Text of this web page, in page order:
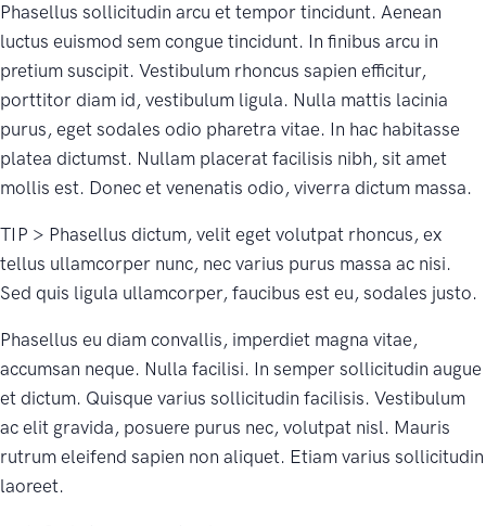
Phasellus sollicitudin arcu et tempor tincidunt. Aenean
luctus euismod sem congue tincidunt. In finibus arcu in
pretium suscipit. Vestibulum rhoncus sapien efficitur,
porttitor diam id, vestibulum ligula. Nulla mattis lacinia
purus, eget sodales odio pharetra vitae. In hac habitasse
platea dictumst. Nullam placerat facilisis nibh, sit amet
mollis est. Donec et venenatis odio, viverra dictum massa.
TIP > Phasellus dictum, velit eget volutpat rhoncus, ex
tellus ullamcorper nunc, nec varius purus massa ac nisi.
Sed quis ligula ullamcorper, faucibus est eu, sodales justo.
Phasellus eu diam convallis, imperdiet magna vitae,
accumsan neque. Nulla facilisi. In semper sollicitudin augue
et dictum. Quisque varius sollicitudin facilisis. Vestibulum
ac elit gravida, posuere purus nec, volutpat nisl. Mauris
rutrum eleifend sapien non aliquet. Etiam varius sollicitudin
laoreet.